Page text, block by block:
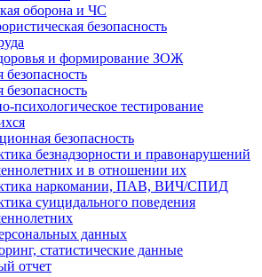
оборона и ЧС
безопасность
и формирование ЗОЖ
психологическое тестирование
безопасность
безнадзорности и правонарушений
и в отношении их
наркомании, ПАВ, ВИЧ/СПИД
суицидального поведения
данных
статистические данные
отчет